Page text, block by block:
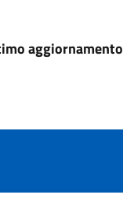
aggiornamento